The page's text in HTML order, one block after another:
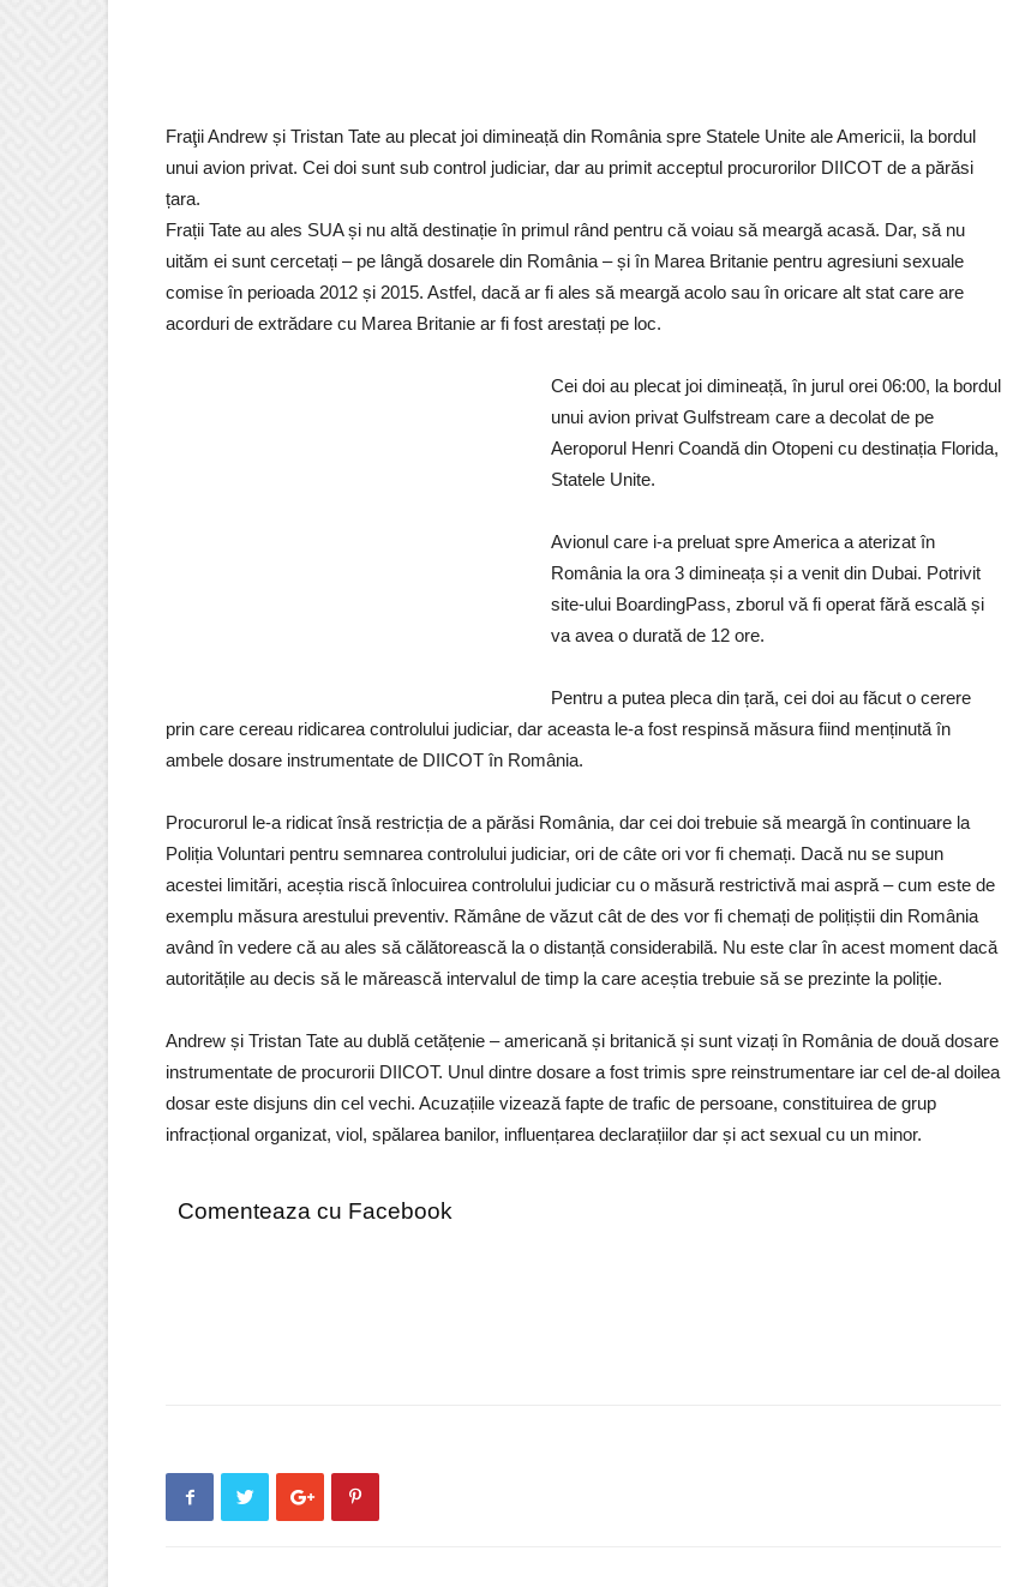
Fraţii Andrew și Tristan Tate au plecat joi dimineață din România spre Statele Unite ale Americii, la bordul
unui avion privat. Cei doi sunt sub control judiciar, dar au primit acceptul procurorilor DIICOT de a părăsi
țara.
Frații Tate au ales SUA și nu altă destinație în primul rând pentru că voiau să meargă acasă. Dar, să nu
uităm ei sunt cercetați – pe lângă dosarele din România – și în Marea Britanie pentru agresiuni sexuale
comise în perioada 2012 și 2015. Astfel, dacă ar fi ales să meargă acolo sau în oricare alt stat care are
acorduri de extrădare cu Marea Britanie ar fi fost arestați pe loc.
Cei doi au plecat joi dimineață, în jurul orei 06:00, la bordul
unui avion privat Gulfstream care a decolat de pe
Aeroporul Henri Coandă din Otopeni cu destinația Florida,
Statele Unite.
Avionul care i-a preluat spre America a aterizat în
România la ora 3 dimineața și a venit din Dubai. Potrivit
site-ului BoardingPass, zborul vă fi operat fără escală și
va avea o durată de 12 ore.
Pentru a putea pleca din țară, cei doi au făcut o cerere
prin care cereau ridicarea controlului judiciar, dar aceasta le-a fost respinsă măsura fiind menținută în
ambele dosare instrumentate de DIICOT în România.
Procurorul le-a ridicat însă restricția de a părăsi România, dar cei doi trebuie să meargă în continuare la
Poliția Voluntari pentru semnarea controlului judiciar, ori de câte ori vor fi chemați. Dacă nu se supun
acestei limitări, aceștia riscă înlocuirea controlului judiciar cu o măsură restrictivă mai aspră – cum este de
exemplu măsura arestului preventiv. Rămâne de văzut cât de des vor fi chemați de polițiștii din România
având în vedere că au ales să călătorească la o distanță considerabilă. Nu este clar în acest moment dacă
autoritățile au decis să le mărească intervalul de timp la care aceștia trebuie să se prezinte la poliție.
Andrew și Tristan Tate au dublă cetățenie – americană și britanică și sunt vizați în România de două dosare
instrumentate de procurorii DIICOT. Unul dintre dosare a fost trimis spre reinstrumentare iar cel de-al doilea
dosar este disjuns din cel vechi. Acuzațiile vizează fapte de trafic de persoane, constituirea de grup
infracțional organizat, viol, spălarea banilor, influențarea declarațiilor dar și act sexual cu un minor.
Comenteaza cu Facebook